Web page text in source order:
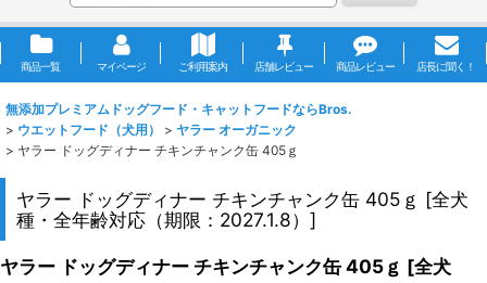
商品一覧 マイページ ご利用案内 店舗レビュー 商品レビュー 店長に聞く！
無添加プレミアムドッグフード・キャットフードならBros.
> ウエットフード（犬用） > ヤラー オーガニック
> ヤラー ドッグディナー チキンチャンク缶 405ｇ
ヤラー ドッグディナー チキンチャンク缶 405ｇ [全犬
種・全年齢対応（期限：2027.1.8） ]
ヤラー ドッグディナー チキンチャンク缶 405ｇ [全犬